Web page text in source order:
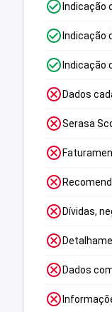
Indicação
Indicação
Indicação
Dados
Serasa
Dívidas,
Dados